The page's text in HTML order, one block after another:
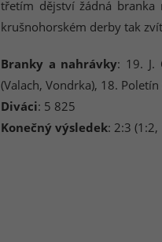
třetím dějství žádná
krušnohorském derby tak
Branky a nahrávky: 19. J.
(Valach, Vondrka), 18.
Diváci: 5 825
Konečný výsledek: 2:3